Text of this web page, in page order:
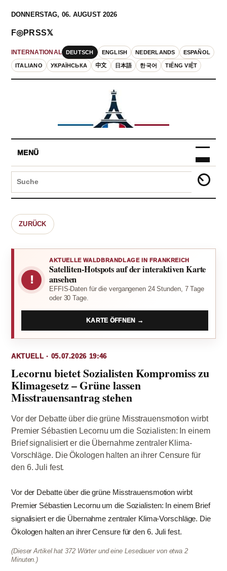
DONNERSTAG, 06. AUGUST 2026
INTERNATIONAL DEUTSCH ENGLISH NEDERLANDS ESPAÑOL
ITALIANO УКРАЇНСЬКА 中文 日本語 한국어 TIẾNG VIỆT
F◎PRSS𝕏
MENÜ
ZURÜCK
!
AKTUELLE WALDBRANDLAGE IN FRANKREICH
Satelliten-Hotspots auf der interaktiven Karte
ansehen
EFFIS-Daten für die vergangenen 24 Stunden, 7 Tage
oder 30 Tage.
KARTE ÖFFNEN →
AKTUELL · 05.07.2026 19:46
Lecornu bietet Sozialisten Kompromiss zu
Klimagesetz – Grüne lassen
Misstrauensantrag stehen
Vor der Debatte über die grüne Misstrauensmotion wirbt
Premier Sébastien Lecornu um die Sozialisten: In einem
Brief signalisiert er die Übernahme zentraler Klima-
Vorschläge. Die Ökologen halten an ihrer Censure für
den 6. Juli fest.
Vor der Debatte über die grüne Misstrauensmotion wirbt
Premier Sébastien Lecornu um die Sozialisten: In einem Brief
signalisiert er die Übernahme zentraler Klima-Vorschläge. Die
Ökologen halten an ihrer Censure für den 6. Juli fest.
(Dieser Artikel hat 372 Wörter und eine Lesedauer von etwa 2
Minuten.)